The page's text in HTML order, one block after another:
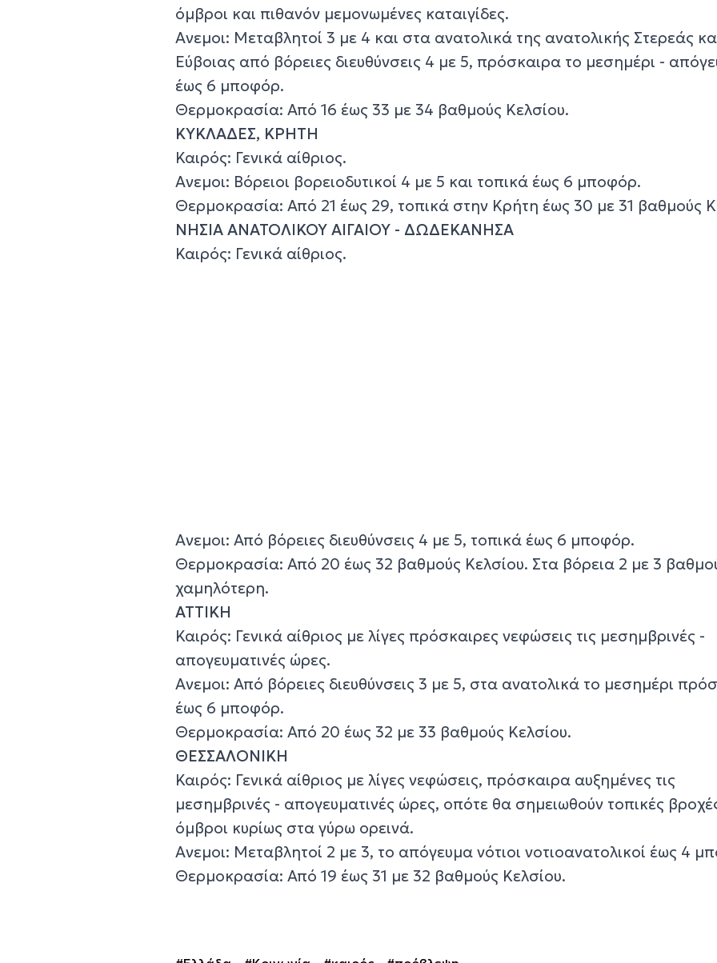
όμβροι και πιθανόν μεμονωμένες καταιγίδες.
Ανεμοι: Μεταβλητοί 3 με 4 και στα ανατολικά της ανατολικής Στερεάς
Εύβοιας από βόρειες διευθύνσεις 4 με 5, πρόσκαιρα το μεσημέρι -
έως 6 μποφόρ.
Θερμοκρασία: Από 16 έως 33 με 34 βαθμούς Κελσίου.
ΚΥΚΛΑΔΕΣ, ΚΡΗΤΗ
Καιρός: Γενικά αίθριος.
Ανεμοι: Βόρειοι βορειοδυτικοί 4 με 5 και τοπικά έως 6 μποφόρ.
Θερμοκρασία: Από 21 έως 29, τοπικά στην Κρήτη έως 30 με 31 βαθμούς
ΝΗΣΙΑ ΑΝΑΤΟΛΙΚΟΥ ΑΙΓΑΙΟΥ - ΔΩΔΕΚΑΝΗΣΑ
Καιρός: Γενικά αίθριος.
Ανεμοι: Από βόρειες διευθύνσεις 4 με 5, τοπικά έως 6 μποφόρ.
Θερμοκρασία: Από 20 έως 32 βαθμούς Κελσίου. Στα βόρεια 2 με 3
χαμηλότερη.
ΑΤΤΙΚΗ
Καιρός: Γενικά αίθριος με λίγες πρόσκαιρες νεφώσεις τις μεσημβρινές -
απογευματινές ώρες.
Ανεμοι: Από βόρειες διευθύνσεις 3 με 5, στα ανατολικά το μεσημέρι
έως 6 μποφόρ.
Θερμοκρασία: Από 20 έως 32 με 33 βαθμούς Κελσίου.
ΘΕΣΣΑΛΟΝΙΚΗ
Καιρός: Γενικά αίθριος με λίγες νεφώσεις, πρόσκαιρα αυξημένες τις
μεσημβρινές - απογευματινές ώρες, οπότε θα σημειωθούν τοπικές
όμβροι κυρίως στα γύρω ορεινά.
Ανεμοι: Μεταβλητοί 2 με 3, το απόγευμα νότιοι νοτιοανατολικοί έως 4
Θερμοκρασία: Από 19 έως 31 με 32 βαθμούς Κελσίου.